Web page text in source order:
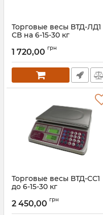
Торговые весы ВТД-ЛД1
СВ на 6-15-30 кг
1 720,00 грн
Торговые весы ВТД-СС1
до 6-15-30 кг
2 450,00 грн